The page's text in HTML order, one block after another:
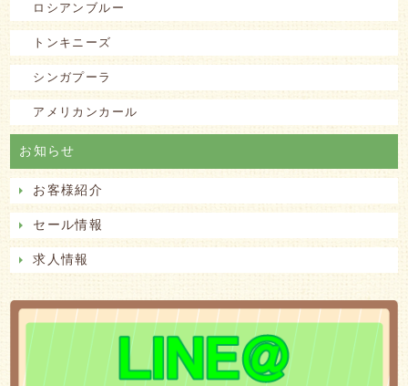
ロシアンブルー
トンキニーズ
シンガプーラ
アメリカンカール
お知らせ
お客様紹介
セール情報
求人情報